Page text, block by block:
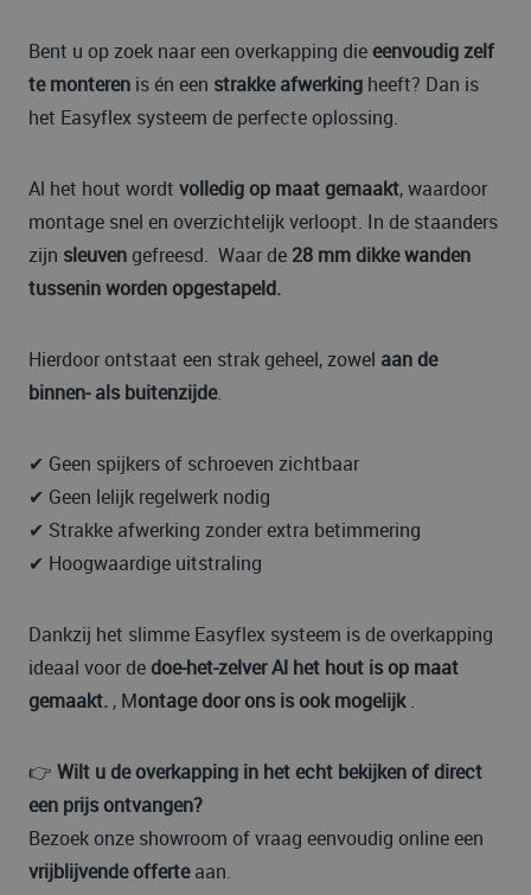
Bent u op zoek naar een overkapping die eenvoudig zelf
te monteren is én een strakke afwerking heeft? Dan is
het Easyflex systeem de perfecte oplossing.
Al het hout wordt volledig op maat gemaakt, waardoor
montage snel en overzichtelijk verloopt. In de staanders
zijn sleuven gefreesd. Waar de 28 mm dikke wanden
tussenin worden opgestapeld.
Hierdoor ontstaat een strak geheel, zowel aan de
binnen- als buitenzijde.
✔ Geen spijkers of schroeven zichtbaar
✔ Geen lelijk regelwerk nodig
✔ Strakke afwerking zonder extra betimmering
✔ Hoogwaardige uitstraling
Dankzij het slimme Easyflex systeem is de overkapping
ideaal voor dedoe-het-zelver Al het hout is op maat
gemaakt. , Montage door ons is ook mogelijk.
👉 Wilt u de overkapping in het echt bekijken of direct
een prijs ontvangen?
Bezoek onze showroom of vraag eenvoudig online een
vrijblijvende offerteaan.